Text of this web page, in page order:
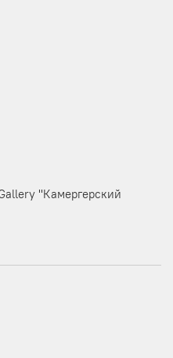
"Камергерский